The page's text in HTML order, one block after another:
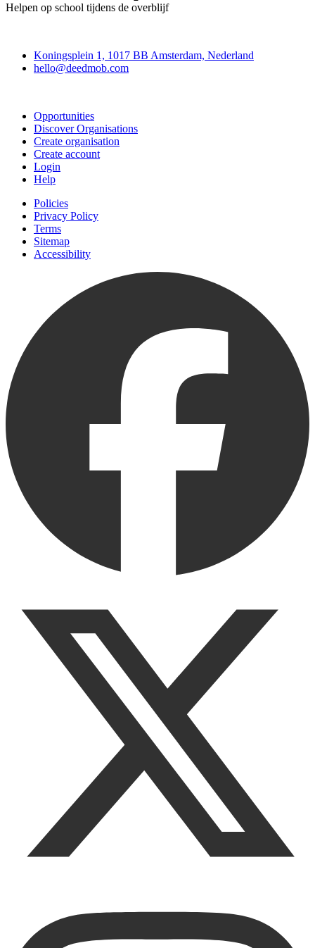
Helpen op school tijdens de overblijf
Koningsplein 1, 1017 BB Amsterdam, Nederland
hello@deedmob.com
Opportunities
Discover Organisations
Create organisation
Create account
Login
Help
Policies
Privacy Policy
Terms
Sitemap
Accessibility